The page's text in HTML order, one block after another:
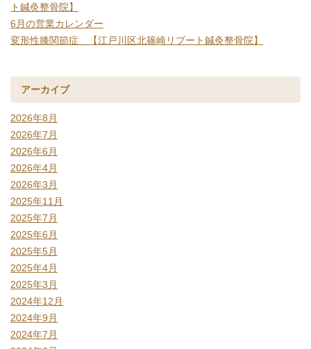
ト鍼灸整骨院】
6月の営業カレンダー
変形性膝関節症 【江戸川区北篠崎リブート鍼灸整骨院】
アーカイブ
2026年8月
2026年7月
2026年6月
2026年4月
2026年3月
2025年11月
2025年7月
2025年6月
2025年5月
2025年4月
2025年3月
2024年12月
2024年9月
2024年7月